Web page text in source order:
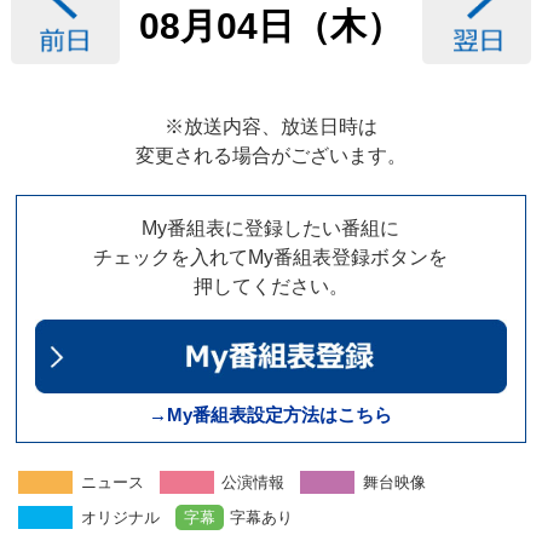
08月04日（木）
※放送内容、放送日時は
変更される場合がございます。
My番組表に登録したい番組に
チェックを入れてMy番組表登録ボタンを
押してください。
→My番組表設定方法はこちら
ニュース 公演情報
舞台映像
オリジナル
字幕 字幕あり